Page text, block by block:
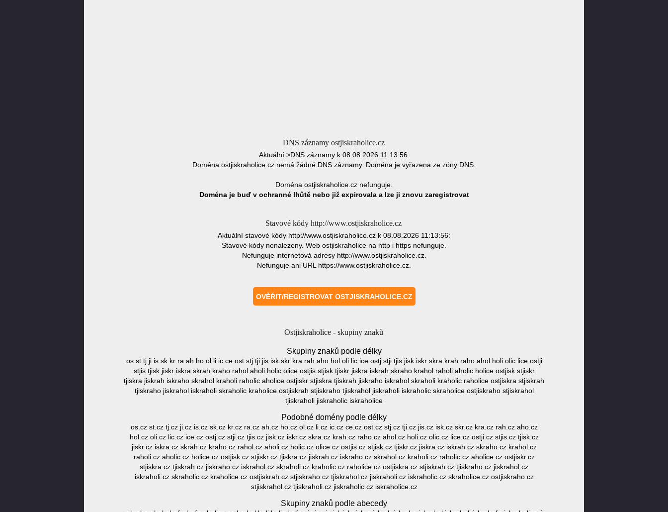
DNS záznamy ostjiskraholice.cz
Aktuální >DNS záznamy k 08.08.2026 11:13:56:
Doména ostjiskraholice.cz nemá žádné DNS záznamy. Doména je vyřazena ze zóny DNS.
Doména ostjiskraholice.cz nefunguje.
Doména je buď v ochranné lhůtě nebo již expirovala a lze ji znovu zaregistrovat
Stavové kódy http://www.ostjiskraholice.cz
Aktuální stavové kódy http://www.ostjiskraholice.cz k 08.08.2026 11:13:56:
Stavové kódy nenalezeny. Web ostjiskraholice na http i https nefunguje.
Nefunguje internetová adresy http://www.ostjiskraholice.cz.
Nefunguje ani URL https://www.ostjiskraholice.cz.
Ostjiskraholice - skupiny znaků
Skupiny znaků podle délky
os st tj ji is sk kr ra ah ho ol li ic ce ost stj tji jis isk skr kra rah aho hol oli lic ice ostj stji tjis jisk iskr skra krah raho ahol holi olic lice ostji
stjis tjisk jiskr iskra skrah kraho rahol aholi holic olice ostjis stjisk tjiskr jiskra iskrah skraho krahol raholi aholic holice ostjisk stjiskr
tjiskra jiskrah iskraho skrahol kraholi raholic aholice ostjiskr stjiskra tjiskrah jiskraho iskrahol skraholi kraholic raholice ostjiskra stjiskrah
tjiskraho jiskrahol iskraholi skraholic kraholice ostjiskrah stjiskraho tjiskrahol jiskraholi iskraholic skraholice ostjiskraho stjiskrahol
tjiskraholi jiskraholic iskraholice
Podobné domény podle délky
os.cz st.cz tj.cz ji.cz is.cz sk.cz kr.cz ra.cz ah.cz ho.cz ol.cz li.cz ic.cz ce.cz ost.cz stj.cz tji.cz jis.cz isk.cz skr.cz kra.cz rah.cz aho.cz
hol.cz oli.cz lic.cz ice.cz ostj.cz stji.cz tjis.cz jisk.cz iskr.cz skra.cz krah.cz raho.cz ahol.cz holi.cz olic.cz lice.cz ostji.cz stjis.cz tjisk.cz
jiskr.cz iskra.cz skrah.cz kraho.cz rahol.cz aholi.cz holic.cz olice.cz ostjis.cz stjisk.cz tjiskr.cz jiskra.cz iskrah.cz skraho.cz krahol.cz
raholi.cz aholic.cz holice.cz ostjisk.cz stjiskr.cz tjiskra.cz jiskrah.cz iskraho.cz skrahol.cz kraholi.cz raholic.cz aholice.cz ostjiskr.cz
stjiskra.cz tjiskrah.cz jiskraho.cz iskrahol.cz skraholi.cz kraholic.cz raholice.cz ostjiskra.cz stjiskrah.cz tjiskraho.cz jiskrahol.cz
iskraholi.cz skraholic.cz kraholice.cz ostjiskrah.cz stjiskraho.cz tjiskrahol.cz jiskraholi.cz iskraholic.cz skraholice.cz ostjiskraho.cz
stjiskrahol.cz tjiskraholi.cz jiskraholic.cz iskraholice.cz
Skupiny znaků podle abecedy